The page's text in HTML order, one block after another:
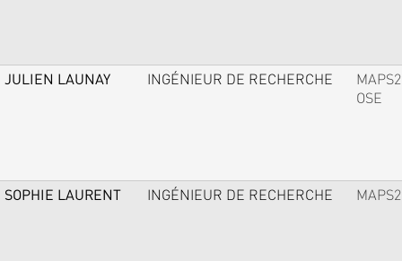
JULIEN LAUNAY INGÉNIEUR DE RECHERCHE
MAPS2
OSE
SOPHIE LAURENT INGÉNIEUR DE RECHERCHE MAPS2